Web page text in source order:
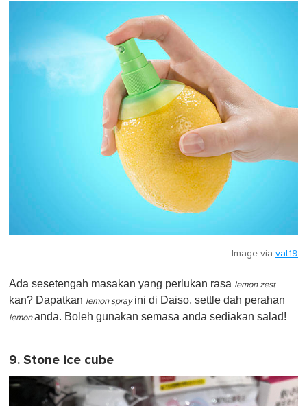
Image via vat19
Ada sesetengah masakan yang perlukan rasa lemon zest
kan? Dapatkan lemon sprayini di Daiso, settle dah perahan
lemonanda. Boleh gunakan semasa anda sediakan salad!
9. Stone ice cube